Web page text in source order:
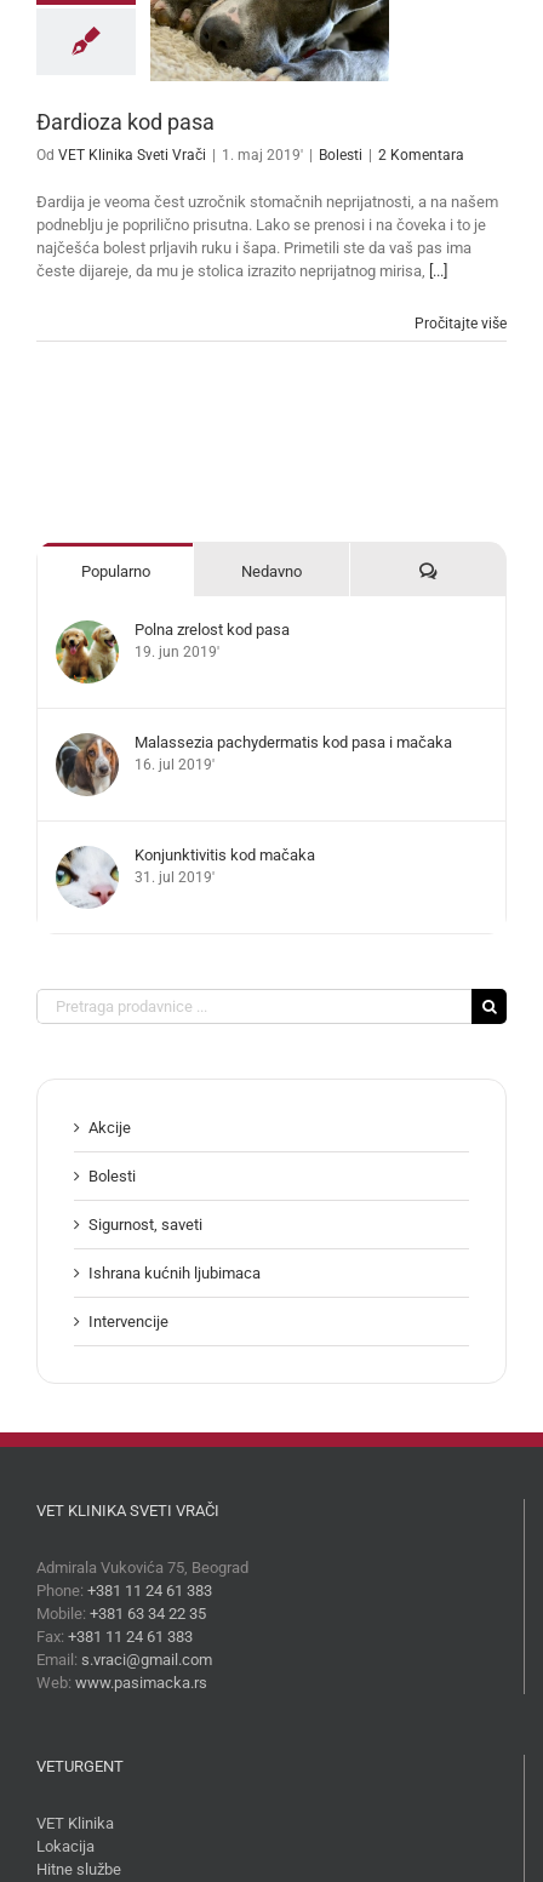
Đardioza kod pasa
Od VET Klinika Sveti Vrači 1. maj 2019' Bolesti 2 Komentara
Đardija je veoma čest uzročnik stomačnih neprijatnosti, a na našem
podneblju je poprilično prisutna. Lako se prenosi i na čoveka i to je
najčešća bolest prljavih ruku i šapa. Primetili ste da vaš pas ima
česte dijareje, da mu je stolica izrazito neprijatnog mirisa, [...]
Pročitajte više
Popularno Nedavno Komentari
Polna zrelost kod pasa
19. jun 2019'
Malassezia pachydermatis kod pasa i mačaka
16. jul 2019'
Konjunktivitis kod mačaka
31. jul 2019'
Search
for:
Akcije
Bolesti
Sigurnost, saveti
Ishrana kućnih ljubimaca
Intervencije
VET KLINIKA SVETI VRAČI
Admirala Vukovića 75, Beograd
Phone: +381 11 24 61 383
Mobile: +381 63 34 22 35
Fax: +381 11 24 61 383
Email: s.vraci@gmail.com
Web: www.pasimacka.rs
VETURGENT
VET Klinika
Lokacija
Hitne službe